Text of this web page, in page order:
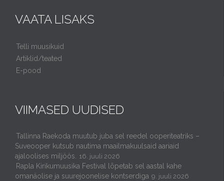
VAATA LISAKS
Telli muusikuid
Artiklid/teated
E-pood
VIIMASED UUDISED
Tallinna Raekoda muutub juba sel reedel ooperiteatriks –
Suveooper kutsub nautima maailmakuulsaid aariaid
ajaloolises miljöös.
16. juuli 2026
Rapla Kirikumuusika Festival lõpetab sel aastal kahe
omanäolise ja suurejoonelise kontserdiga 9. juuli 2026